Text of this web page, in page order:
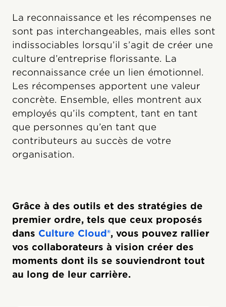
La reconnaissance et les récompenses ne
sont pas interchangeables, mais elles sont
indissociables lorsqu’il s’agit de créer une
culture d’entreprise florissante. La
reconnaissance crée un lien émotionnel.
Les récompenses apportent une valeur
concrète. Ensemble, elles montrent aux
employés qu’ils comptent, tant en tant
que personnes qu’en tant que
contributeurs au succès de votre
organisation.
Grâce à des outils et des stratégies de
premier ordre, tels que ceux proposés
dans Culture Cloud®, vous pouvez rallier
vos collaborateurs à vision créer des
moments dont ils se souviendront tout
au long de leur carrière.